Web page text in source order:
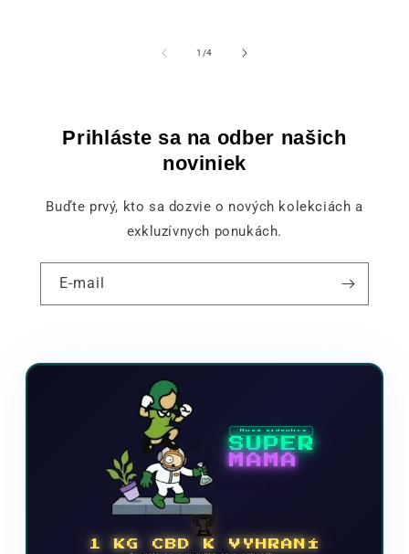
1 /z4
Prihláste sa na odber našich
noviniek
Buďte prvý, kto sa dozvie o nových kolekciách a
exkluzívnych ponukách.
E-mail
Nová videohra
SUPER
MAMA
🏆
1 KG CBD K VYHRANÍ